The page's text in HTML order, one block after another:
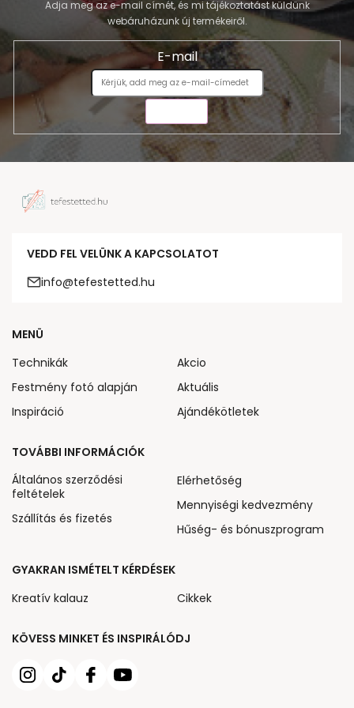
Adja meg az e-mail címét, és mi tájékoztatást küldünk
webáruházunk új termékeiről.
E-mail
VEDD FEL VELÜNK A KAPCSOLATOT
info@tefestetted.hu
KÖVESS MINKET ÉS INSPIRÁLÓDJ
MENÜ
Technikák
Festmény fotó alapján
Inspiráció
Akcio
Aktuális
Ajándékötletek
TOVÁBBI INFORMÁCIÓK
Általános szerződési
feltételek
Szállítás és fizetés
Elérhetőség
Mennyiségi kedvezmény
Hűség- és bónuszprogram
GYAKRAN ISMÉTELT KÉRDÉSEK
Kreatív kalauz
Cikkek